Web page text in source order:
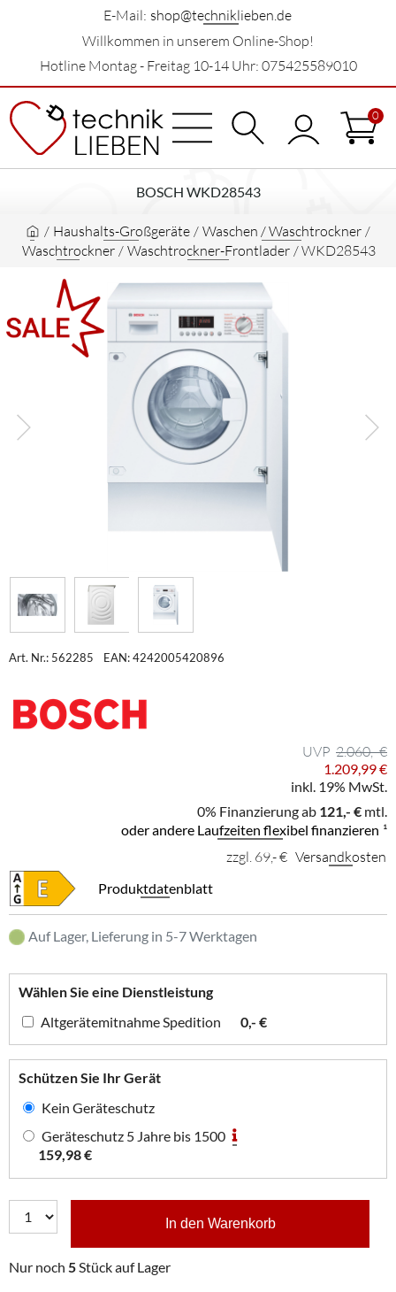
E-Mail: shop@techniklieben.de
Willkommen in unserem Online-Shop!
Hotline Montag - Freitag 10-14 Uhr: 075425589010
0
BOSCH WKD28543
/ Haushalts-Großgeräte / Waschen / Waschtrockner /
Waschtrockner / Waschtrockner-Frontlader /WKD28543
Art. Nr.: 562285 EAN: 4242005420896
2.060,- €
1.209,99 €
inkl. 19% MwSt.
0% Finanzierung ab 121,- € mtl.
oder andere Laufzeiten flexibel finanzieren ¹
zzgl. 69,- € Versandkosten
Produktdatenblatt
Auf Lager, Lieferung in 5-7 Werktagen
Wählen Sie eine Dienstleistung
Altgerätemitnahme Spedition
0,- €
Schützen Sie Ihr Gerät
Kein Geräteschutz
Geräteschutz 5 Jahre bis 1500
159,98 €
In den Warenkorb
Nur noch 5 Stück auf Lager